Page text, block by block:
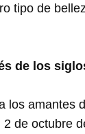
tipo de
de los
los amantes
de octubre